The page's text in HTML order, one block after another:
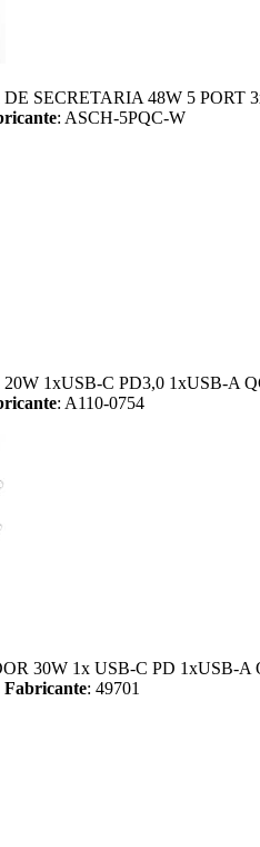
SECRETARIA 48W 5 PORT
: ASCH-5PQC-W
1xUSB-C PD3,0 1xUSB-A
: A110-0754
30W 1x USB-C PD 1xUSB-A
Fabricante: 49701